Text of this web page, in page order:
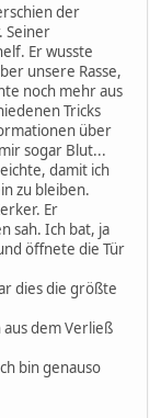
der
Seiner
Er wusste
unsere Rasse,
noch mehr aus
Tricks
über
sogar Blut...
damit ich
zu bleiben.
Er
sah. Ich bat, ja
öffnete die Tür
dies die größte
dem Verließ
bin genauso